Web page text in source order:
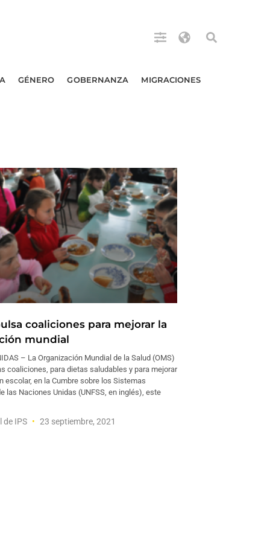
GÉNERO GOBERNANZA MIGRACIONES
coaliciones para mejorar la
mundial
– La Organización Mundial de la Salud (OMS)
coaliciones, para dietas saludables y para mejorar
escolar, en la Cumbre sobre los Sistemas
las Naciones Unidas (UNFSS, en inglés), este
de IPS 23 septiembre, 2021